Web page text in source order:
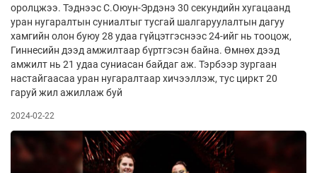
оролцжээ. Тэднээс С.Оюун-Эрдэнэ 30 секундийн хугацаанд
уран нугаралтын суниалтыг тусгай шалгаруулалтын дагуу
хамгийн олон буюу 28 удаа гүйцэтгэснээс 24-ийг нь тооцож,
Гиннесийн дээд амжилтаар бүртгэсэн байна. Өмнөх дээд
амжилт нь 21 удаа суниасан байдаг аж. Тэрбээр зургаан
настайгаасаа уран нугаралтаар хичээллэж, тус циркт 20
гаруй жил ажиллаж буй
2024-02-22